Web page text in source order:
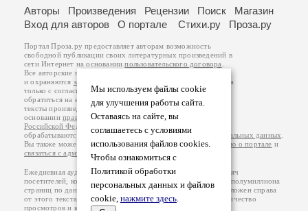
Мы используем файлы cookie
для улучшения работы сайта.
Оставаясь на сайте, вы
соглашаетесь с условиями
использования файлов cookies.
Чтобы ознакомиться с
Политикой обработки
персональных данных и файлов
cookie, нажмите здесь.
Авторы Произведения Рецензии Поиск
Магазин
Вход для авторов
О портале Стихи.ру Проза.ру
Портал Проза.ру предоставляет авторам возможность
свободной публикации своих литературных произведений в
сети Интернет на основаниипользовательского договора
Все авторские права на произведения принадлежат авторам
и охраняются законом
. Перепечатка произведений возможна
только с согласия его автора, к которому вы можете
обратиться на его авторской странице. Ответственность за
тексты произведений авторы несут самостоятельно на
основанииправил публикацииизаконодательства
Российской Федерации
обрабатываются на основанииПолитики обработки персональных данных
Вы также можете посмотреть более подробнуюинформацию о портале и
связаться с администрацией
Ежедневная аудитория портала Проза.ру – порядка 100 тысяч
посетителей, которые в общей сумме просматривают более полумиллиона
страниц по данным счетчика посещаемости, который расположен справа
от этого текста. В каждой графе указано по две цифры: количество
просмотров и количество посетителей.